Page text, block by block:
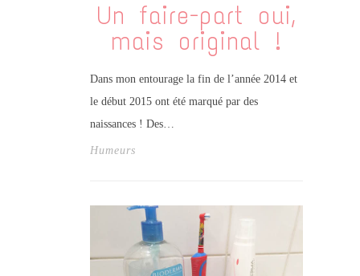
Un faire-part oui,
mais original !
Dans mon entourage la fin de l’année 2014 et
le début 2015 ont été marqué par des
naissances ! Des…
Humeurs